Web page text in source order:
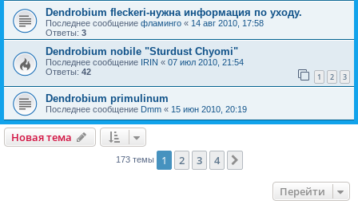
Dendrobium fleckeri-нужна информация по уходу.
Последнее сообщение фламинго « 14 авг 2010, 17:58
Ответы: 3
Dendrobium nobile "Sturdust Chyomi"
Последнее сообщение IRIN « 07 июл 2010, 21:54
Ответы: 42 1 2 3
Dendrobium primulinum
Последнее сообщение Dmm « 15 июн 2010, 20:19
Новая тема
173 темы 1 2 3 4
Перейти